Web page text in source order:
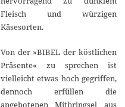
Fleisch und würzigen
Käsesorten.
Von der »BIBEL der köstlichen
Präsente« zu sprechen ist
vielleicht etwas hoch gegriffen,
dennoch erfüllen die
angebotenen Mitbringsel aus